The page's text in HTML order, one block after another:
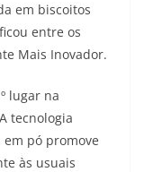
em biscoitos
entre os
Mais Inovador.
lugar na
tecnologia
pó promove
às usuais